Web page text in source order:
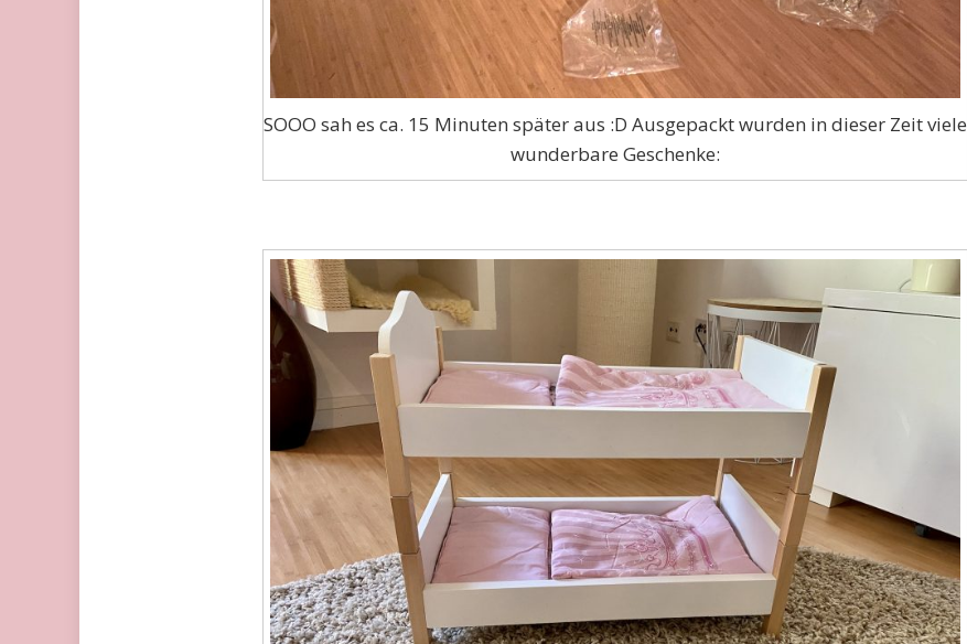
SOOO sah es ca. 15 Minuten später aus :D Ausgepackt wurden in dieser Zeit viele
wunderbare Geschenke: